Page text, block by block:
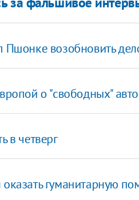
Пшонке возобновить
о "свободных"
в четверг
гуманитарную